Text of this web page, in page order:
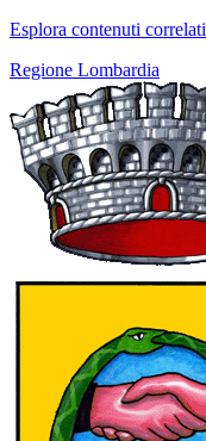
Esplora contenuti correlati
Regione Lombardia